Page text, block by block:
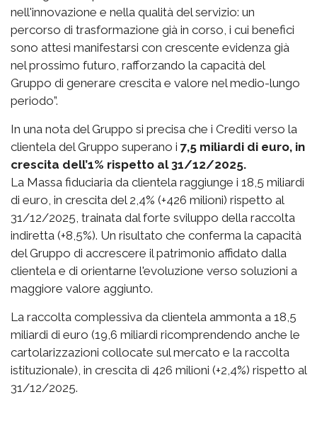
nell'innovazione e nella qualità del servizio: un
percorso di trasformazione già in corso, i cui benefici
sono attesi manifestarsi con crescente evidenza già
nel prossimo futuro, rafforzando la capacità del
Gruppo di generare crescita e valore nel medio-lungo
periodo”.
In una nota del Gruppo si precisa che i Crediti verso la
clientela del Gruppo superano i 7,5 miliardi di euro, in
crescita dell’1% rispetto al 31/12/2025.
La Massa fiduciaria da clientela raggiunge i 18,5 miliardi
di euro, in crescita del 2,4% (+426 milioni) rispetto al
31/12/2025, trainata dal forte sviluppo della raccolta
indiretta (+8,5%). Un risultato che conferma la capacità
del Gruppo di accrescere il patrimonio affidato dalla
clientela e di orientarne l'evoluzione verso soluzioni a
maggiore valore aggiunto.
La raccolta complessiva da clientela ammonta a 18,5
miliardi di euro (19,6 miliardi ricomprendendo anche le
cartolarizzazioni collocate sul mercato e la raccolta
istituzionale), in crescita di 426 milioni (+2,4%) rispetto al
31/12/2025.